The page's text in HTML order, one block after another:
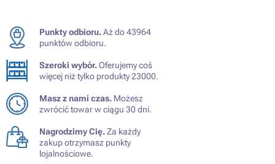
Punkty odbioru.Aż do 43964
punktów odbioru.
Szeroki wybór.Oferujemy coś
więcej niż tylko produkty 23000.
Masz z nami czas. Możesz
zwrócić towar w ciągu 30 dni.
Nagrodzimy Cię.Za każdy
zakup otrzymasz punkty
lojalnościowe.